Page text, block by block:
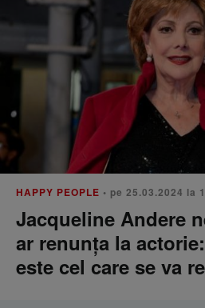
HAPPY PEOPLE • pe 25.03.2024 la
Jacqueline Andere
ar renunța la
este cel care se va